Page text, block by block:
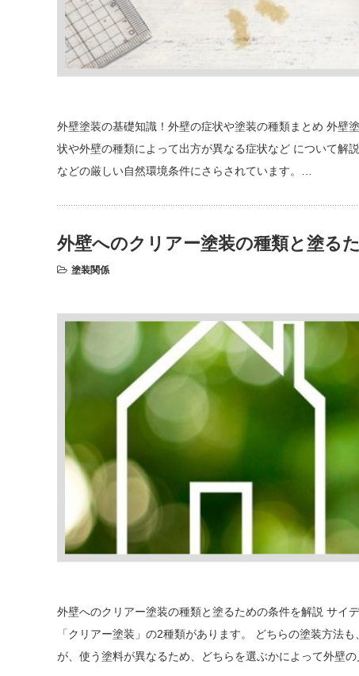
外壁塗装の基礎知識！外壁の症状や塗装の種類まとめ 外壁
状や外壁の種類によって出方が異なる症状など について解
などの厳しい自然環境条件にさらされています。…
外壁へのクリアー塗装の種類と塗る
塗装関係
外壁へのクリアー塗装の種類と塗るための条件を解説 サイ
「クリアー塗装」の2種類があります。 どちらの塗装方法
が、使う塗料が異なるため、どちらを選ぶかによって外壁の